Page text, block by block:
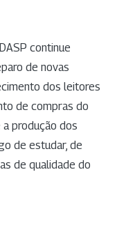
continue
de novas
dos leitores
de compras do
produção dos
de estudar, de
de qualidade do